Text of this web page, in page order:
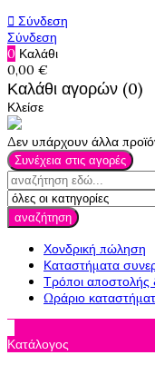
 Σύνδεση
Σύνδεση
0 Καλάθι
0,00 €
Καλάθι αγορών (0)
Κλείσε
Δεν υπάρχουν άλλα
Συνέχεια στις αγορές
αναζήτηση
Χονδρική πώληση
Καταστήματα
Τρόποι αποστολής
Ωράριο
Κατάλογος